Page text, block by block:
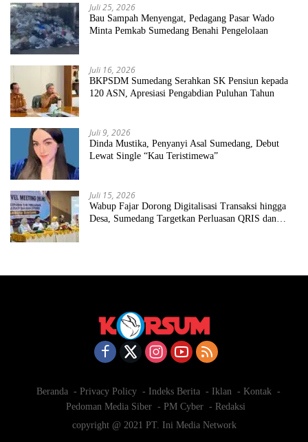
Juli 25, 2026
Bau Sampah Menyengat, Pedagang Pasar Wado
Minta Pemkab Sumedang Benahi Pengelolaan
Juli 16, 2026
BKPSDM Sumedang Serahkan SK Pensiun kepada
120 ASN, Apresiasi Pengabdian Puluhan Tahun
Juli 9, 2026
Dinda Mustika, Penyanyi Asal Sumedang, Debut
Lewat Single “Kau Teristimewa”
Juli 15, 2026
Wabup Fajar Dorong Digitalisasi Transaksi hingga
Desa, Sumedang Targetkan Perluasan QRIS dan
Beranda Privacy Policy Indeks Berita Iklan
Kontak
Pedoman Media Siber
PM Cyber
Redaksi
copyright @ 2021 PT. Ini Media Network